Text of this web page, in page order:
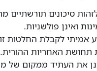
סיכונים תורשתיים
ואינן פולשניות.
אמיתי לקבלת החלטות
תחושת האחריות ההורית.
את העתיד ממקום של